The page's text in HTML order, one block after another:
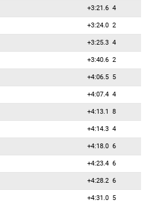
+3:21.6 4
+3:24.0 2
+3:25.3 4
+3:40.6 2
+4:06.5 5
+4:07.4 4
+4:13.1 8
+4:14.3 4
+4:18.0 6
+4:23.4 6
+4:28.2 6
+4:31.0 5